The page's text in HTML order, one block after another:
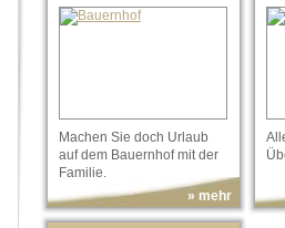
Machen Sie doch Urlaub
auf dem Bauernhof mit der
Familie.
» mehr